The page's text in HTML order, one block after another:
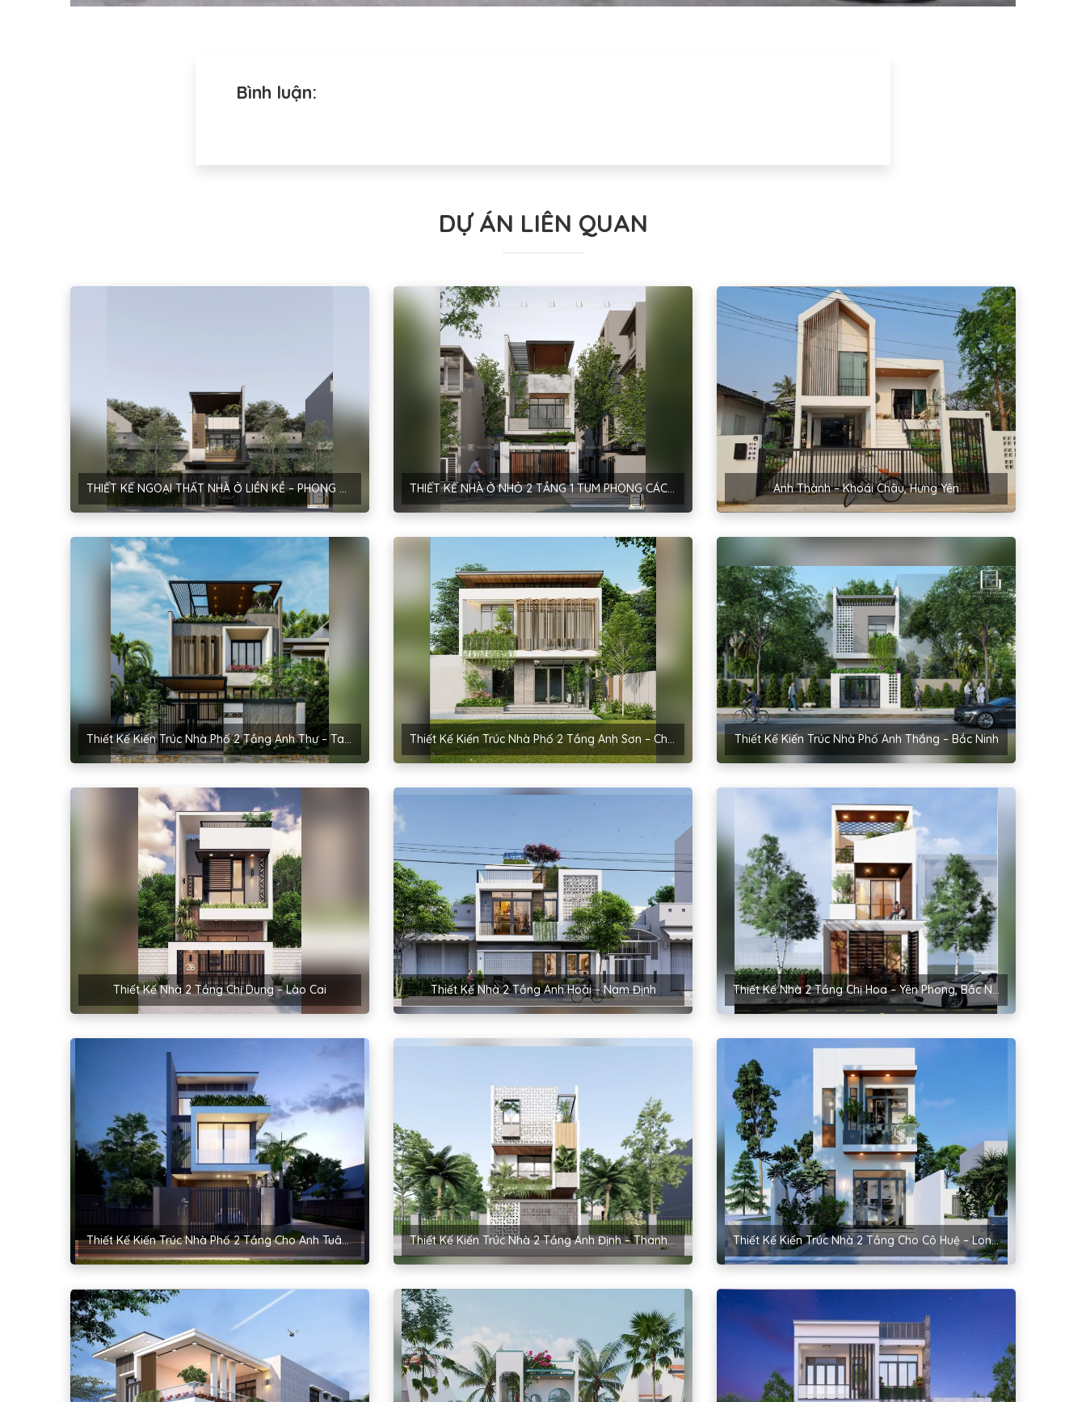
Bình luận:
DỰ ÁN LIÊN QUAN
THIẾT KẾ NGOẠI THẤT NHÀ Ở LIỀN KỀ – PHONG CÁCH HIỆN ĐẠI – HÀ NỘI – ANH SƠN THIẾT KẾ NHÀ Ở NHỎ 2 TẦNG 1 TUM PHONG CÁCH HIỆN ĐẠI TẠI NINH BÌNH – ANH ĐỘ Anh Thành – Khoái Châu, Hưng Yên
Thiết Kế Kiến Trúc Nhà Phố 2 Tầng Anh Thư – Tam Điệp, Ninh Bình Thiết Kế Kiến Trúc Nhà Phố 2 Tầng Anh Sơn – Chương Mỹ Thiết Kế Kiến Trúc Nhà Phố Anh Thắng – Bắc Ninh
Thiết Kế Nhà 2 Tầng Chị Dung – Lào Cai Thiết Kế Nhà 2 Tầng Anh Hoài – Nam Định Thiết Kế Nhà 2 Tầng Chị Hoa – Yên Phong, Bắc Ninh
Thiết Kế Kiến Trúc Nhà Phố 2 Tầng Cho Anh Tuân – Bắc Giang Thiết Kế Kiến Trúc Nhà 2 Tầng Anh Định – Thanh Hóa Thiết Kế Kiến Trúc Nhà 2 Tầng Cho Cô Huệ – Long Biên, Hà Nội